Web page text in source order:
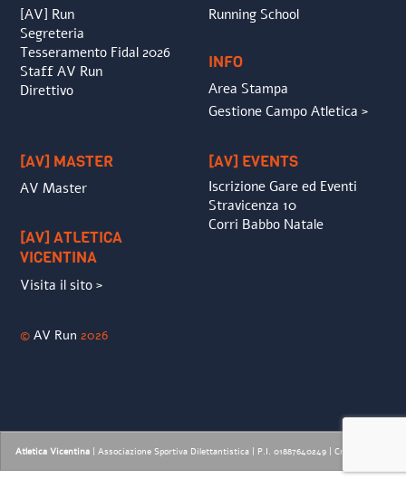
[AV] Run
Segreteria
Tesseramento Fidal 2026
Staff AV Run
Direttivo
Running School
INFO
Area Stampa
Gestione Campo Atletica >
[AV] MASTER
AV Master
[AV] ATLETICA
VICENTINA
Visita il sito >
[AV] EVENTS
Iscrizione Gare ed Eventi
Stravicenza 10
Corri Babbo Natale
©AV Run 2026
Atletica Vicentina | Associazione Sportiva Dilettantistica | P.I. 01887640249 | Credits